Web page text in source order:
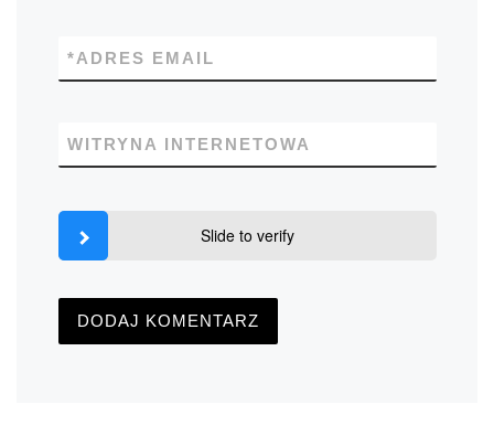
ADRES EMAIL
*
WITRYNA INTERNETOWA
Slide to verify